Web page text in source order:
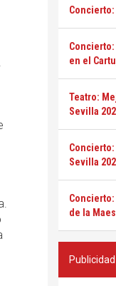
en el
Teatro:
Sevilla
Concierto:
Sevilla
de la
Publicidad